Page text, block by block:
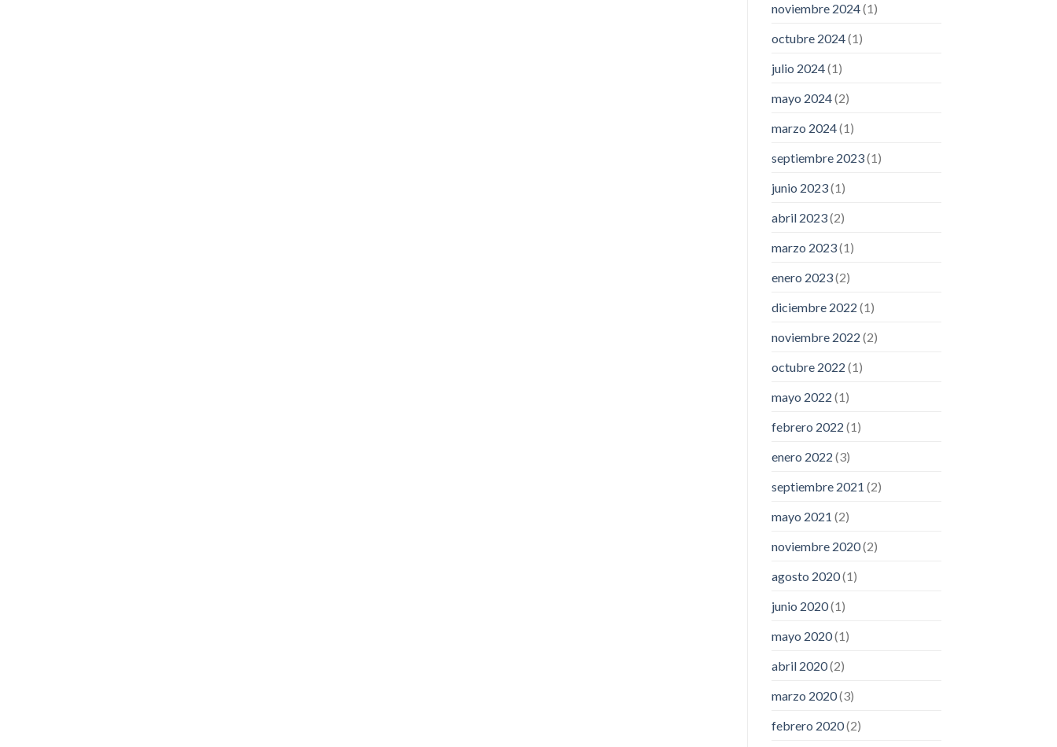
noviembre 2024(1)
octubre 2024(1)
julio 2024(1)
mayo 2024(2)
marzo 2024(1)
septiembre 2023(1)
junio 2023(1)
abril 2023(2)
marzo 2023(1)
enero 2023(2)
diciembre 2022 (1)
noviembre 2022 (2)
octubre 2022 (1)
mayo 2022 (1)
febrero 2022 (1)
enero 2022 (3)
septiembre 2021 (2)
mayo 2021 (2)
noviembre 2020(2)
agosto 2020(1)
junio 2020(1)
mayo 2020(1)
abril 2020(2)
marzo 2020(3)
febrero 2020(2)